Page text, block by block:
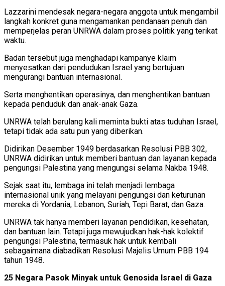
Lazzarini mendesak negara-negara anggota untuk mengambil
langkah konkret guna mengamankan pendanaan penuh dan
memperjelas peran UNRWA dalam proses politik yang terikat
waktu.
Badan tersebut juga menghadapi kampanye klaim
menyesatkan dari pendudukan Israel yang bertujuan
mengurangi bantuan internasional.
Serta menghentikan operasinya, dan menghentikan bantuan
kepada penduduk dan anak-anak Gaza.
UNRWA telah berulang kali meminta bukti atas tuduhan Israel,
tetapi tidak ada satu pun yang diberikan.
Didirikan Desember 1949 berdasarkan Resolusi PBB 302,
UNRWA didirikan untuk memberi bantuan dan layanan kepada
pengungsi Palestina yang mengungsi selama Nakba 1948.
Sejak saat itu, lembaga ini telah menjadi lembaga
internasional unik yang melayani pengungsi dan keturunan
mereka di Yordania, Lebanon, Suriah, Tepi Barat, dan Gaza.
UNRWA tak hanya memberi layanan pendidikan, kesehatan,
dan bantuan lain. Tetapi juga mewujudkan hak-hak kolektif
pengungsi Palestina, termasuk hak untuk kembali
sebagaimana diabadikan Resolusi Majelis Umum PBB 194
tahun 1948.
25 Negara Pasok Minyak untuk Genosida Israel di Gaza